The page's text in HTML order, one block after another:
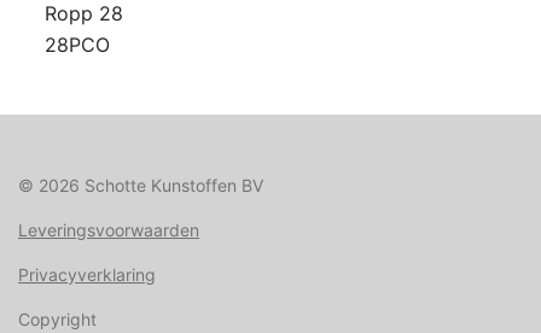
Ropp 28
28PCO
© 2026 Schotte Kunstoffen BV
Leveringsvoorwaarden
Privacyverklaring
Copyright